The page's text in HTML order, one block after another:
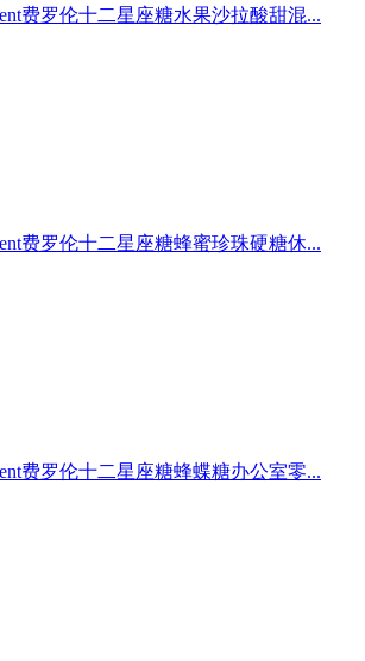
费罗伦十二星座糖水果沙拉酸甜混...
费罗伦十二星座糖蜂蜜珍珠硬糖休...
费罗伦十二星座糖蜂蝶糖办公室零...